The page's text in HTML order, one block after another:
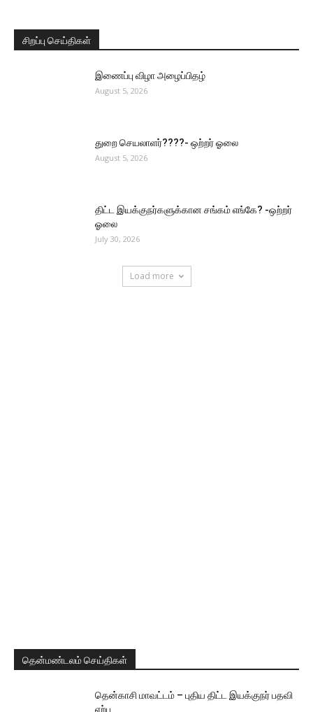
சிறப்பு செய்திகள்
இணைப்பு விழா அழைப்பிதழ்
August 5, 2026
துறை செயலாளர்????- ஒற்றர் ஓலை
August 5, 2026
திட்ட இயக்குநர்களுக்கான சங்கம் எங்கே? -ஒற்றர்
ஓலை
July 30, 2026
Load more
தென்மண்டலம் செய்திகள்
தென்காசி மாவட்டம் – புதிய திட்ட இயக்குநர் பதவி
ஏற்பு